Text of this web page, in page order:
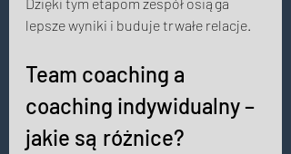
lepsze wyniki i buduje trwałe relacje.
Team coaching a
coaching indywidualny –
jakie są różnice?